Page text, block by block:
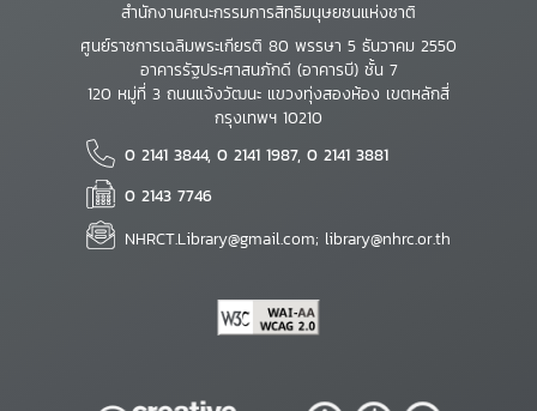
สำนักงานคณะกรรมการสิทธิมนุษยชนแห่งชาติ
ศูนย์ราชการเฉลิมพระเกียรติ 80 พรรษา 5 ธันวาคม 2550
อาคารรัฐประศาสนภักดี (อาคารบี) ชั้น 7
120 หมู่ที่ 3 ถนนแจ้งวัฒนะ แขวงทุ่งสองห้อง เขตหลักสี่
กรุงเทพฯ 10210
0 2141 3844, 0 2141 1987, 0 2141 3881
0 2143 7746
NHRCT.Library@gmail.com; library@nhrc.or.th